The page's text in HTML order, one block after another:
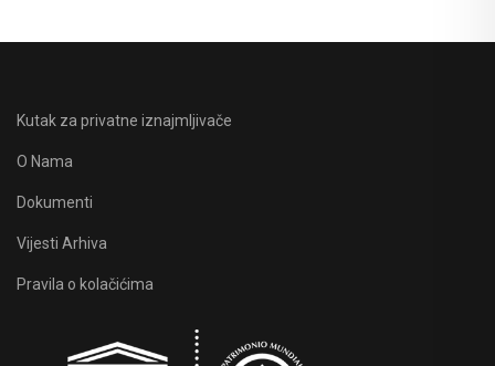
Kutak za privatne iznajmljivače
O Nama
Dokumenti
Vijesti Arhiva
Pravila o kolačićima